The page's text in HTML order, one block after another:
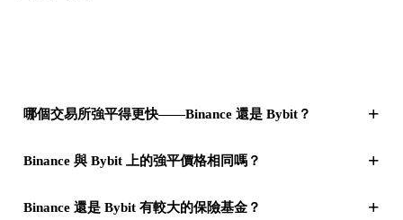
哪個交易所強平得更快——Binance 還是 Bybit？ +
Binance 與 Bybit 上的強平價格相同嗎？ +
Binance 還是 Bybit 有較大的保險基金？ +